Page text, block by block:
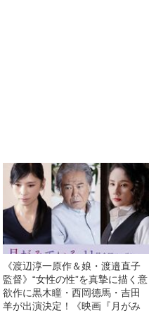
《渡辺淳一原作＆娘・渡邉直子
監督》“女性の性”を真摯に描く意
欲作に黒木瞳・西岡德馬・吉田
羊が出演決定！《映画『月がみ